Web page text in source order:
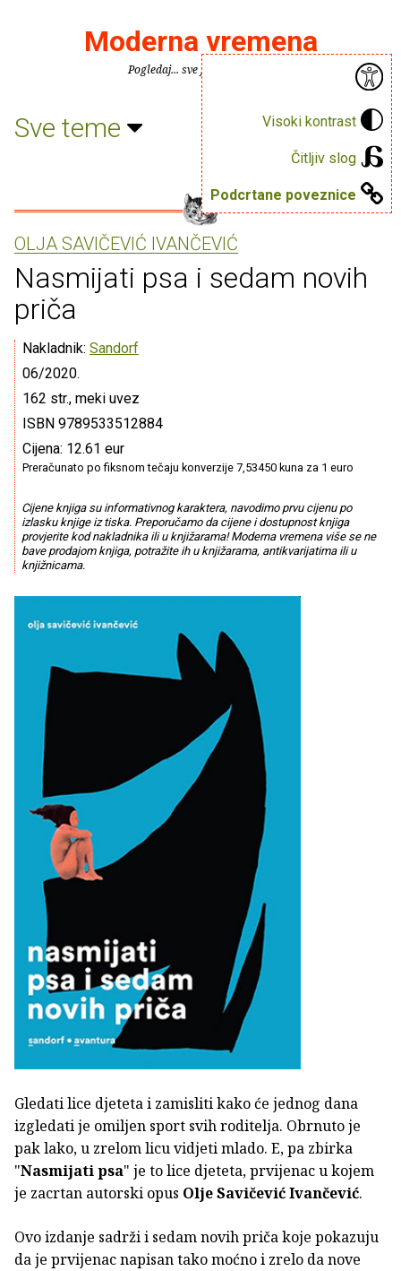
Visoki kontrast
Čitljiv slog
Podcrtane poveznice
Moderna vremena
Pogledaj... sve je puno knjiga.
Sve teme
OLJA SAVIČEVIĆ IVANČEVIĆ
Nasmijati psa i sedam novih
priča
Nakladnik: Sandorf
06/2020.
162 str., meki uvez
ISBN 9789533512884
Cijena: 12.61 eur
Preračunato po fiksnom tečaju konverzije 7,53450 kuna za 1 euro
Cijene knjiga su informativnog karaktera, navodimo prvu cijenu po
izlasku knjige iz tiska. Preporučamo da cijene i dostupnost knjiga
provjerite kod nakladnika ili u knjižarama! Moderna vremena više se ne
bave prodajom knjiga, potražite ih u knjižarama, antikvarijatima ili u
knjižnicama.
Gledati lice djeteta i zamisliti kako će jednog dana
izgledati je omiljen sport svih roditelja. Obrnuto je
pak lako, u zrelom licu vidjeti mlado. E, pa zbirka
"Nasmijati psa" je to lice djeteta, prvijenac u kojem
je zacrtan autorski opus Olje Savičević Ivančević.
Ovo izdanje sadrži i sedam novih priča koje pokazuju
da je prvijenac napisan tako moćno i zrelo da nove